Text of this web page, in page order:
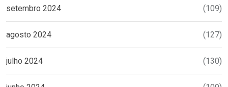
setembro 2024 (109)
agosto 2024 (127)
julho 2024 (130)